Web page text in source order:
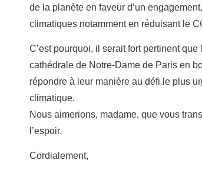
de la planète en faveur d’un
climatiques notamment en réduisant le
C’est pourquoi, il serait fort pertinent
cathédrale de Notre-Dame de Paris en
répondre à leur manière au défi le plus
climatique.
Nous aimerions, madame, que vous
l’espoir.
Cordialement,